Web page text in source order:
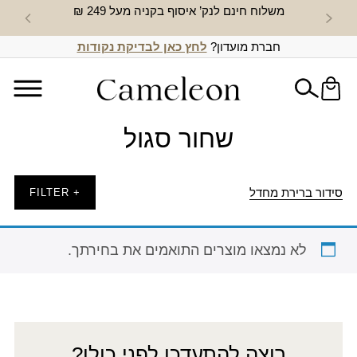
משלוח חינם לנק’ איסוף בקניה מעל 249 ₪ חדש
חברת מועדון? לחץ כאן לבדיקת נקודות
שחור סגול
סידור ברירת מחדל + FILTER
לא נמצאו מוצרים התואמים את בחירתך.